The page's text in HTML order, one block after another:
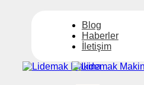
Blog
Haberler
İletişim